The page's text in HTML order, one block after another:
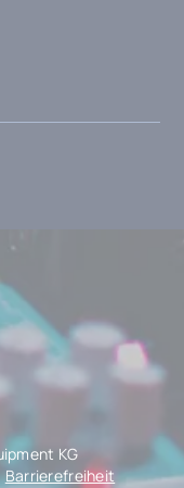
KG
Barrierefreiheit